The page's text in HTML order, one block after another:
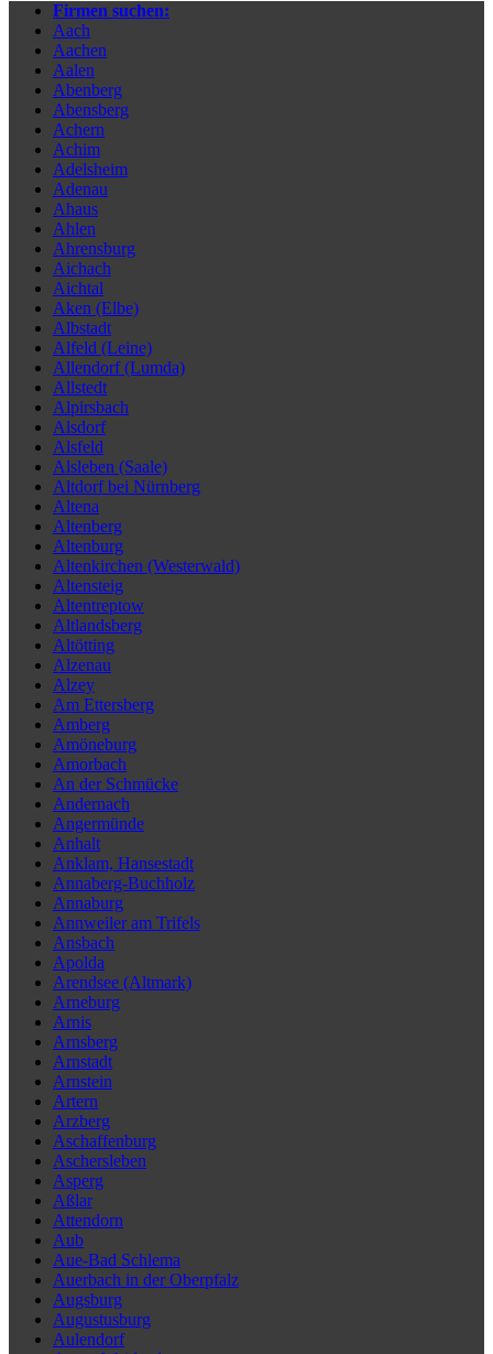
Firmen suchen:
Aach
Aachen
Aalen
Abenberg
Abensberg
Achern
Achim
Adelsheim
Adenau
Ahaus
Ahlen
Ahrensburg
Aichach
Aichtal
Aken (Elbe)
Albstadt
Alfeld (Leine)
Allendorf (Lumda)
Allstedt
Alpirsbach
Alsdorf
Alsfeld
Alsleben (Saale)
Altdorf bei Nürnberg
Altena
Altenberg
Altenburg
Altenkirchen (Westerwald)
Altensteig
Altentreptow
Altlandsberg
Altötting
Alzenau
Alzey
Am Ettersberg
Amberg
Amöneburg
Amorbach
An der Schmücke
Andernach
Angermünde
Anhalt
Anklam, Hansestadt
Annaberg-Buchholz
Annaburg
Annweiler am Trifels
Ansbach
Apolda
Arendsee (Altmark)
Arneburg
Arnis
Arnsberg
Arnstadt
Arnstein
Artern
Arzberg
Aschaffenburg
Aschersleben
Asperg
Aßlar
Attendorn
Aub
Aue-Bad Schlema
Auerbach in der Oberpfalz
Augsburg
Augustusburg
Aulendorf